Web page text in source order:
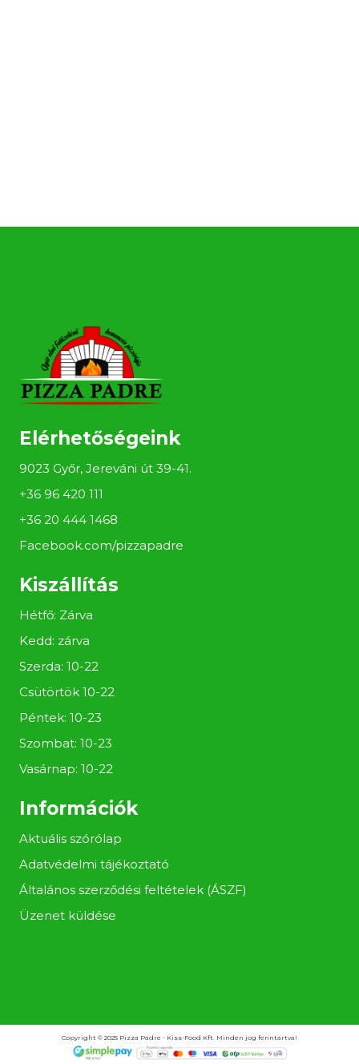
Elérhetőségeink
9023 Győr, Jereváni út 39-41.
+36 96 420 111
+36 20 444 1468
Facebook.com/pizzapadre
Kiszállítás
Hétfő: Zárva
Kedd: zárva
Szerda: 10-22
Csütörtök 10-22
Péntek: 10-23
Szombat: 10-23
Vasárnap: 10-22
Információk
Aktuális szórólap
Adatvédelmi tájékoztató
Általános szerződési feltételek (ÁSZF)
Üzenet küldése
Copyright © 2025 Pizza Padre - Kiss-Food Kft. Minden jog fenntartva!